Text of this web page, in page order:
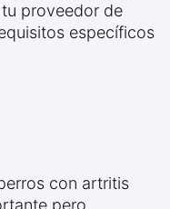
proveedor de
específicos
con artritis